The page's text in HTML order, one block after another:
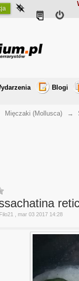
Blogi
Mięczaki (Mollusca) →
Filo21 , mar 03 2017 14:28